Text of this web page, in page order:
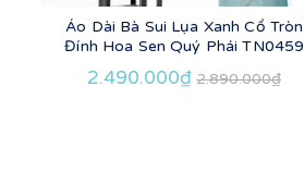
Áo Dài Bà Sui Lụa Xanh Cổ Tròn
Đính Hoa Sen Quý Phái TN0459
2.490.000₫ 2.890.000₫